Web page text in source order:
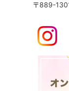
〒889-